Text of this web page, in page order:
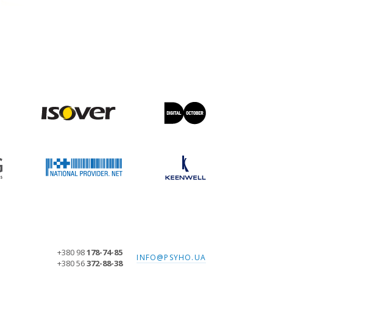
+380 98178-74-85
+380 56372-88-38 INFO@PSYHO.UA